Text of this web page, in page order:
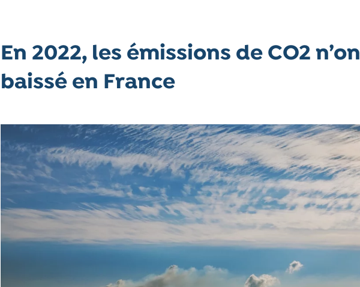
En 2022, les émissions de CO2
baissé en France